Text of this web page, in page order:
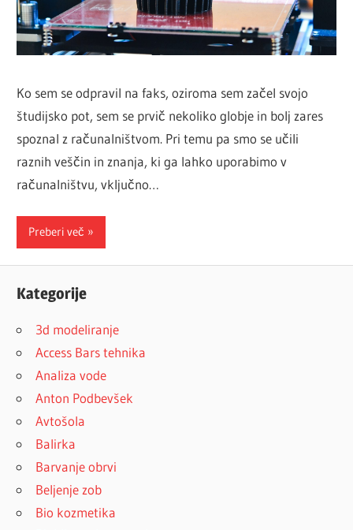
Ko sem se odpravil na faks, oziroma sem začel svojo
študijsko pot, sem se prvič nekoliko globje in bolj zares
spoznal z računalništvom. Pri temu pa smo se učili
raznih veščin in znanja, ki ga lahko uporabimo v
računalništvu, vključno…
Preberi več
Kategorije
3d modeliranje
Access Bars tehnika
Analiza vode
Anton Podbevšek
Avtošola
Balirka
Barvanje obrvi
Beljenje zob
Bio kozmetika